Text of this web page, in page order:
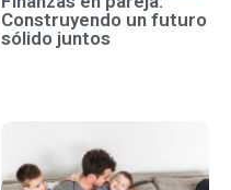
Construyendo un futuro
sólido juntos